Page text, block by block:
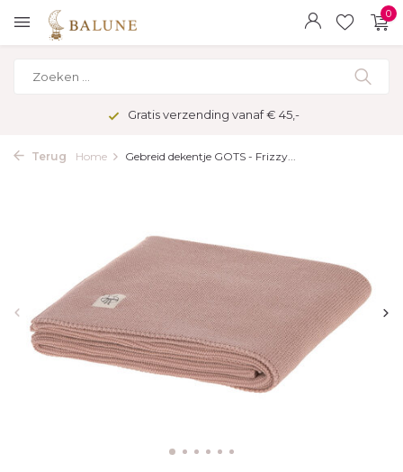
0
Gratis verzending vanaf € 45,-
Terug Home Gebreid dekentje GOTS - Frizzy...